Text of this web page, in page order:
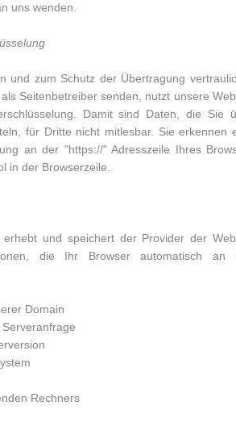
uns wenden.
und zum Schutz der Übertragung
Seitenbetreiber senden, nutzt unsere
Damit sind Daten, die Sie
für Dritte nicht mitlesbar. Sie erkennen
an der "https://" Adresszeile Ihres
in der Browserzeile.
erhebt und speichert der Provider der
die Ihr Browser automatisch an
Domain
Rechners